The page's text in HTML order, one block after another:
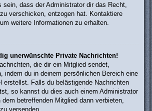
sein, dass der Administrator dir das Recht,
verschicken, entzogen hat. Kontaktiere
weitere Informationen zu erhalten.
unerwünschte Private Nachrichten!
die dir ein Mitglied sendet,
indem du in deinem persönlichen Bereich eine
erstellst. Falls du belästigende Nachrichten
so kannst du dies auch einem Administrator
betreffenden Mitglied dann verbieten,
versenden.